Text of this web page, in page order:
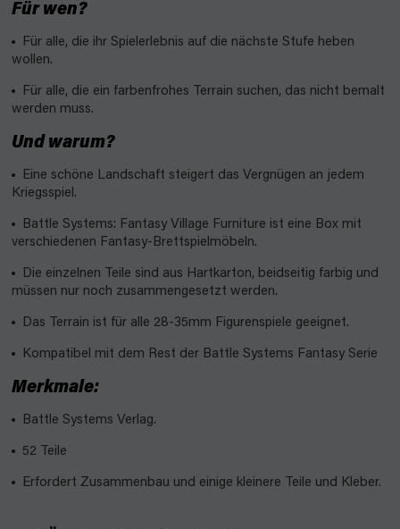
Für wen?
Für alle, die ihr Spielerlebnis auf die nächste Stufe heben
wollen.
Für alle, die ein farbenfrohes Terrain suchen, das nicht bemalt
werden muss.
Und warum?
Eine schöne Landschaft steigert das Vergnügen an jedem
Kriegsspiel.
Battle Systems: Fantasy Village Furniture ist eine Box mit
verschiedenen Fantasy-Brettspielmöbeln.
Die einzelnen Teile sind aus Hartkarton, beidseitig farbig und
müssen nur noch zusammengesetzt werden.
Das Terrain ist für alle 28-35mm Figurenspiele geeignet.
Kompatibel mit dem Rest der Battle Systems Fantasy Serie
Merkmale:
Battle Systems Verlag.
52 Teile
Erfordert Zusammenbau und einige kleinere Teile und Kleber.